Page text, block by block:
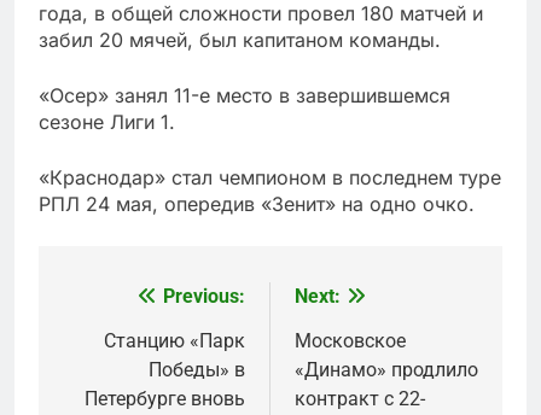
года, в общей сложности провел 180 матчей и
забил 20 мячей, был капитаном команды.
«Осер» занял 11-е место в завершившемся
сезоне Лиги 1.
«Краснодар» стал чемпионом в последнем туре
РПЛ 24 мая, опередив «Зенит» на одно очко.
navigation
Previous:
Станцию «Парк
Победы» в
Петербурге вновь
Next:
Московское
«Динамо» продлило
контракт с 22-